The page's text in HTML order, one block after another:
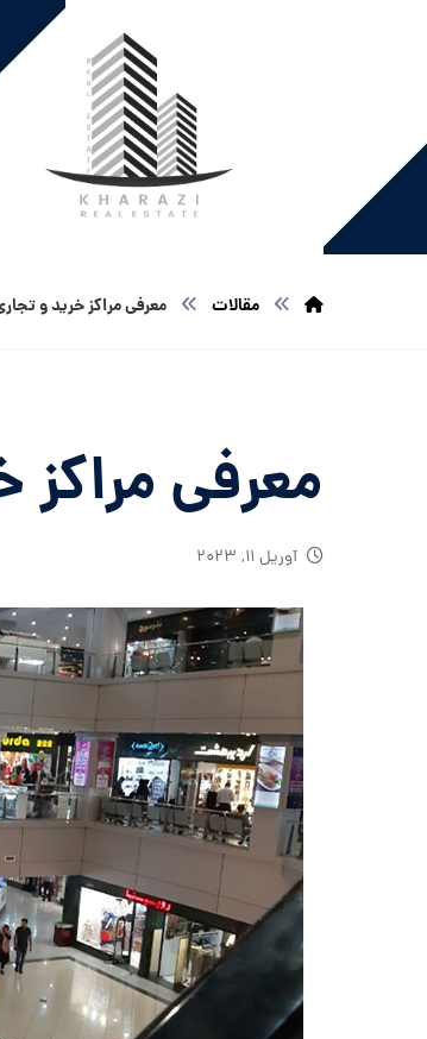
مقالات معرفی مراکز خرید و تجاری
معرفی مراکز
آوریل ۱۱, ۲۰۲۳